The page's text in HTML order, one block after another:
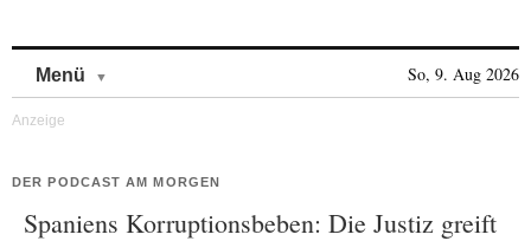
Menü So, 9. Aug 2026
DER PODCAST AM MORGEN
Spaniens Korruptionsbeben: Die Justiz greift